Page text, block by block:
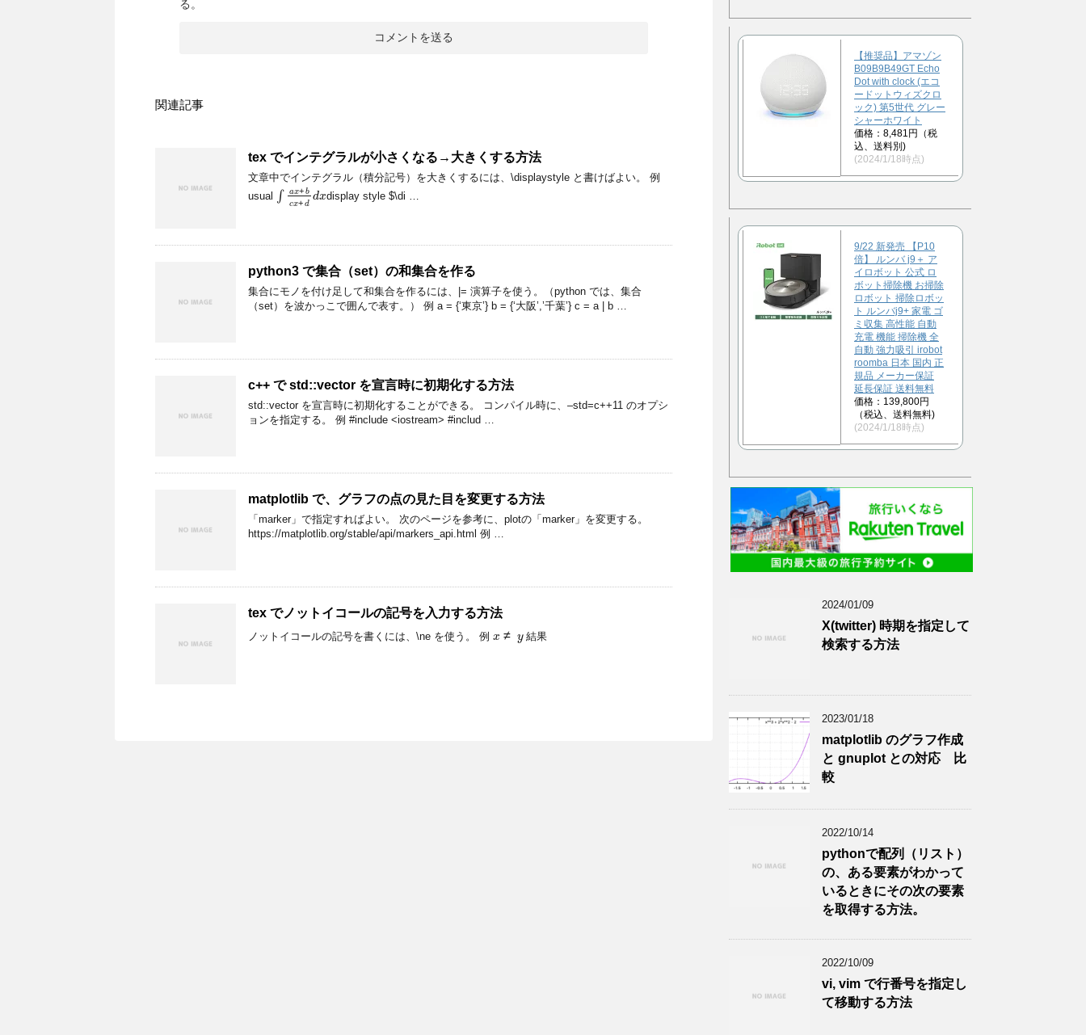
る。
関連記事
tex でインテグラルが小さくなる→大きくする方法
文章中でインテグラル（積分記号）を大きくするには、\displaystyle と書けばよい。 例
usual
a x+bc x d x
display style $\di …
python3 で集合（set）の和集合を作る
集合にモノを付け足して和集合を作るには、|= 演算子を使う。（python では、集合
（set）を波かっこで囲んで表す。） 例 a = {‘東京’} b = {‘大阪’,’千葉’} c = a | b …
c++ で std::vector を宣言時に初期化する方法
std::vector を宣言時に初期化することができる。 コンパイル時に、–std=c++11 のオプシ
ョンを指定する。 例 #include <iostream> #includ …
matplotlib で、グラフの点の見た目を変更する方法
「marker」で指定すればよい。 次のページを参考に、plotの「marker」を変更する。
https://matplotlib.org/stable/api/markers_api.html 例 …
tex でノットイコールの記号を入力する方法
ノットイコールの記号を書くには、\ne を使う。 例
y
結果
【推奨品】アマゾン
B09B9B49GT Echo
Dot with clock (エコ
ードットウィズクロ
ック) 第5世代 グレー
シャーホワイト
価格：8,481円（税
込、送料別)
(2024/1/18時点)
9/22 新発売 【P10
倍】 ルンバ j9＋ ア
イロボット 公式 ロ
ボット掃除機 お掃除
ロボット 掃除ロボッ
ト ルンバj9+ 家電 ゴ
ミ収集 高性能 自動
充電 機能 掃除機 全
自動 強力吸引 irobot
roomba 日本 国内 正
規品 メーカー保証
延長保証 送料無料
価格：139,800円
（税込、送料無料)
(2024/1/18時点)
2024/01/09
X(twitter) 時期を指定して
検索する方法
2023/01/18
matplotlib のグラフ作成
と gnuplot との対応 比
較
2022/10/14
pythonで配列（リスト）
の、ある要素がわかって
いるときにその次の要素
を取得する方法。
2022/10/09
vi, vim で行番号を指定し
て移動する方法